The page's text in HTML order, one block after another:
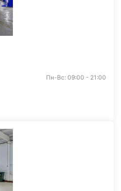
Пн-Вс: 09:00 - 21:00